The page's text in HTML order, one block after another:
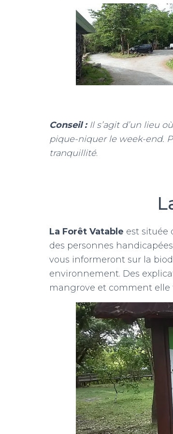
Conseil : Il s’agit d’un lieu
pique-niquer le week-end.
tranquillité.
La Forêt Vatable est située
des personnes
vous informeront sur la
environnement. Des
mangrove et comment elle